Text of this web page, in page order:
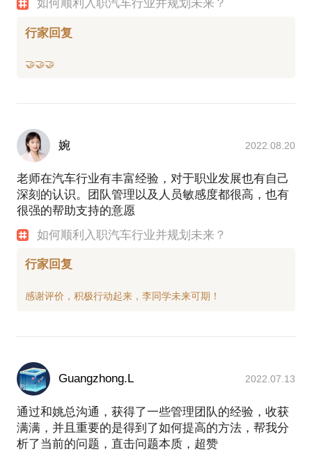
如何顺利入职汽车行业并规划未来？
行家回复
婉 2022.08.20
老师在汽车行业有丰富经验，对于职业发展也有自己
深刻的认识。团队管理以及人员敏感度都很高，也有
很强的帮助支持的意愿
如何顺利入职汽车行业并规划未来？
行家回复
Guangzhong.L 2022.07.13
通过和姚总沟通，获得了一些管理团队的经验，收获
满满，并且重要的是得到了如何提高的方法，帮我分
析了当前的问题，直击问题本质，超赞